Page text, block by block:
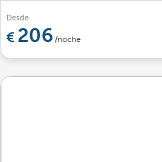
Desde
206 /noche